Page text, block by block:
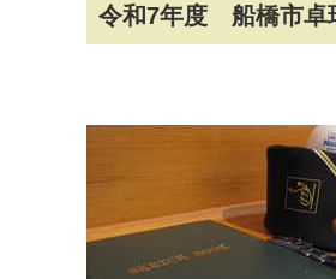
令和7年度 船橋市卓